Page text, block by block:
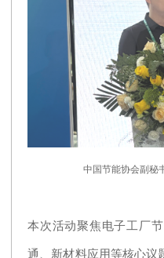
中国节能协会副秘
本次活动聚焦电子工厂
通、新材料应用等核心议